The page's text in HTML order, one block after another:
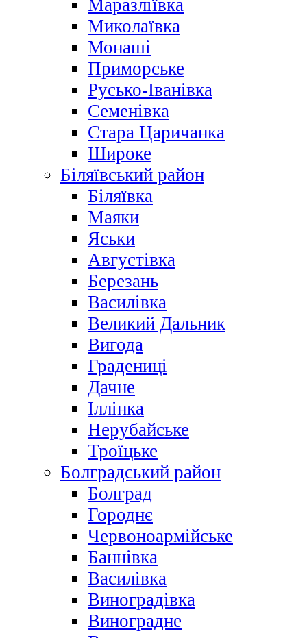
Маразліївка
Миколаївка
Монаші
Приморське
Русько-Іванівка
Семенівка
Стара Царичанка
Широке
Біляївський район
Біляївка
Маяки
Яськи
Августівка
Березань
Василівка
Великий Дальник
Вигода
Градениці
Дачне
Іллінка
Нерубайське
Троїцьке
Болградський район
Болград
Городнє
Червоноармійське
Баннівка
Василівка
Виноградівка
Виноградне